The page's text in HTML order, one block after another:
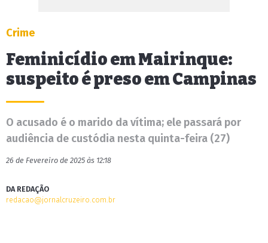
Crime
Feminicídio em Mairinque:
suspeito é preso em Campinas
O acusado é o marido da vítima; ele passará por
audiência de custódia nesta quinta-feira (27)
26 de Fevereiro de 2025 às 12:18
DA REDAÇÃO
redacao@jornalcruzeiro.com.br